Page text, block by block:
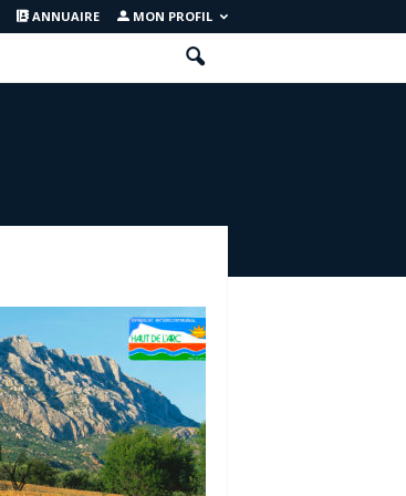
ANNUAIRE MON PROFIL